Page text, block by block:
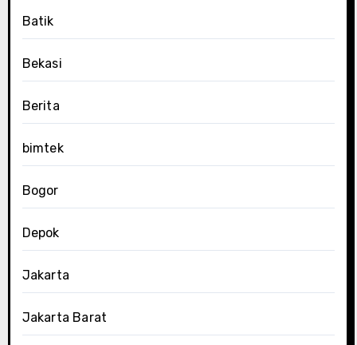
Batik
Bekasi
Berita
bimtek
Bogor
Depok
Jakarta
Jakarta Barat